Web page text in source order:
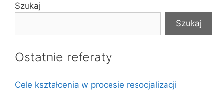
Szukaj
Szukaj
Ostatnie referaty
Cele kształcenia w procesie resocjalizacji